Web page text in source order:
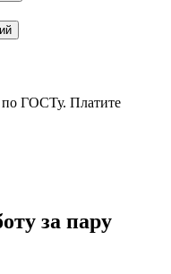
по ГОСТу. Платите
за пару